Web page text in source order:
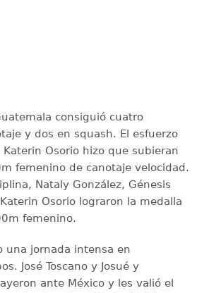
consiguió cuatro
y dos en squash. El esfuerzo
Osorio hizo que subieran
femenino de canotaje velocidad.
Nataly González, Génesis
Osorio lograron la medalla
femenino.
una jornada intensa en
José Toscano y Josué y
ante México y les valió el